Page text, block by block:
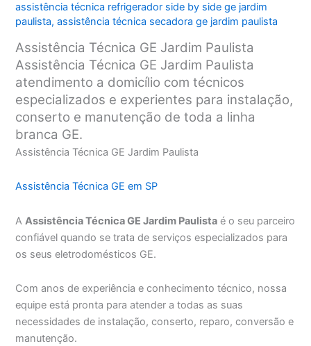
assistência técnica refrigerador side by side ge jardim
paulista,assistência técnica secadora ge jardim paulista
Assistência Técnica GE Jardim Paulista
Assistência Técnica GE Jardim Paulista
atendimento a domicílio com técnicos
especializados e experientes para instalação,
conserto e manutenção de toda a linha
branca GE.
Assistência Técnica GE Jardim Paulista
Assistência Técnica GE em SP
AAssistência Técnica GE Jardim Paulista é o seu parceiro
confiável quando se trata de serviços especializados para
os seus eletrodomésticos GE.
Com anos de experiência e conhecimento técnico, nossa
equipe está pronta para atender a todas as suas
necessidades de instalação, conserto, reparo, conversão e
manutenção.